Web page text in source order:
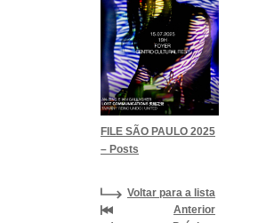
FILE SÃO PAULO 2025
– Posts
Voltar para a lista
Anterior